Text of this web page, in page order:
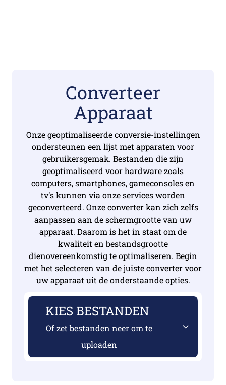
Converteer
Apparaat
Onze geoptimaliseerde conversie-instellingen
ondersteunen een lijst met apparaten voor
gebruikersgemak. Bestanden die zijn
geoptimaliseerd voor hardware zoals
computers, smartphones, gameconsoles en
tv's kunnen via onze services worden
geconverteerd. Onze converter kan zich zelfs
aanpassen aan de schermgrootte van uw
apparaat. Daarom is het in staat om de
kwaliteit en bestandsgrootte
dienovereenkomstig te optimaliseren. Begin
met het selecteren van de juiste converter voor
uw apparaat uit de onderstaande opties.
KIES BESTANDEN
Of zet bestanden neer om te
uploaden